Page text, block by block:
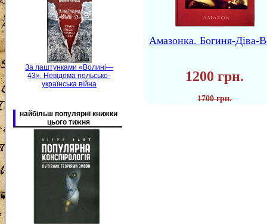
За лаштунками «Волині—
43». Невідома польсько-
українська війна
найбільш популярні книжки
цього тижня
Амазонка. Богиня-Діва-
1200 грн.
1700 грн.